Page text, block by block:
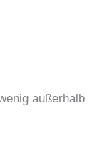
außerhalb